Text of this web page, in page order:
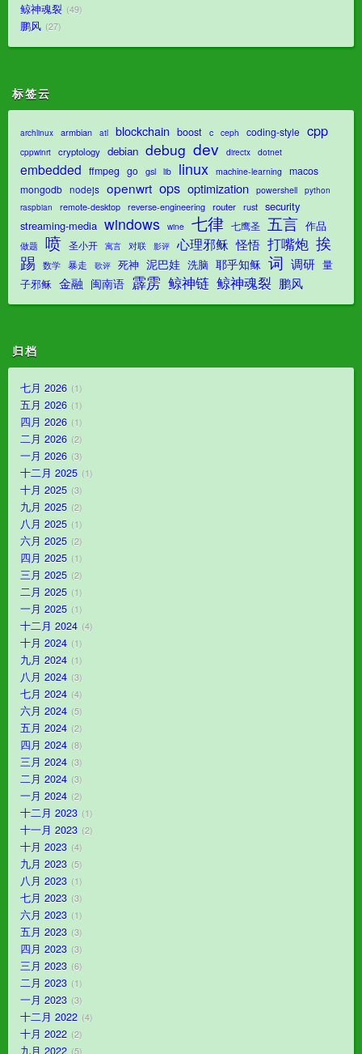
鲸神魂裂 49
鹏风 27
标签云
archlinux armbian atl blockchain boost c ceph coding-style cpp
cppwinrt cryptology debian debug dev directx dotnet
embedded ffmpeg go gsl lib linux machine-learning macos
mongodb nodejs openwrt ops optimization powershell
python
raspbian
remote-desktop reverse-engineering router rust security
streaming-media windows wine 七律 七鹰圣 五言 作品
做题 喷 圣小开 寓言 对联 影评 心理邪稣 怪悟 打嘴炮 挨
踢
数学 暴走 歌评 死神 泥巴娃 洗脑 耶乎知稣 词 调研 量
子邪稣 金融 闽南语 霹雳 鲸神链 鲸神魂裂 鹏风
归档
七月 2026 1
五月 2026 1
四月 2026 1
二月 2026 2
一月 2026 3
十二月 2025 1
十月 2025 3
九月 2025 2
八月 2025 1
六月 2025 2
四月 2025 1
三月 2025 2
二月 2025 1
一月 2025 1
十二月 2024 4
十月 2024 1
九月 2024 1
八月 2024 3
七月 2024 4
六月 2024 5
五月 2024 2
四月 2024 8
三月 2024 3
二月 2024 3
一月 2024 2
十二月 2023 1
十一月 2023 2
十月 2023 4
九月 2023 5
八月 2023 1
七月 2023 3
六月 2023 1
五月 2023 3
四月 2023 3
三月 2023 6
二月 2023 1
一月 2023 3
十二月 2022 4
十月 2022 2
九月 2022 5